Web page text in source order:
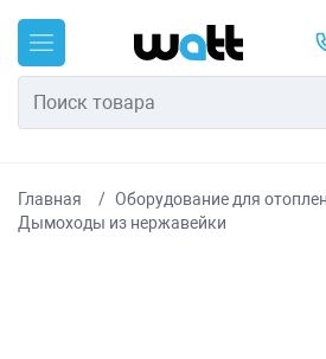
Главная
Оборудование для
Дымоходы из нержавейки